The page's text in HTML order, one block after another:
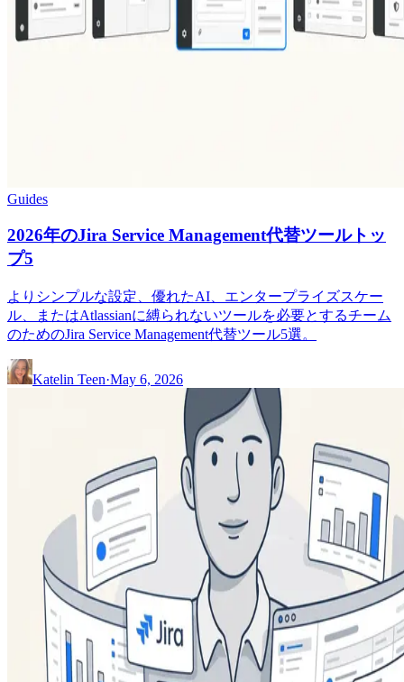
Guides
2026年のJira Service Management代替ツールトッ
プ5
よりシンプルな設定、優れたAI、エンタープライズスケー
ル、またはAtlassianに縛られないツールを必要とするチーム
のためのJira Service Management代替ツール5選。
Katelin Teen·May 6, 2026